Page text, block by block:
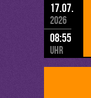
17.07.
2026
08:55
Uhr